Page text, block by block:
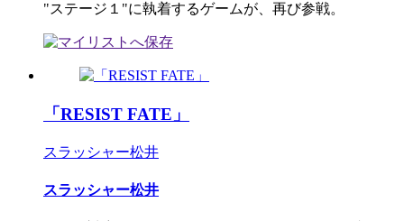
"ステージ１"に執着するゲームが、再び参戦。
「RESIST FATE」
スラッシャー松井
スラッシャー松井